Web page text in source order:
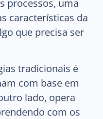
processos, uma
características da
que precisa ser
tradicionais é
com base em
lado, opera
com os